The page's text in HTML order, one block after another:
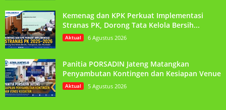
Kemenag dan KPK Perkuat Implementasi
Stranas PK, Dorong Tata Kelola Bersih...
Aktual 6 Agustus 2026
Panitia PORSADIN Jateng Matangkan
Penyambutan Kontingen dan Kesiapan Venue
Aktual 5 Agustus 2026